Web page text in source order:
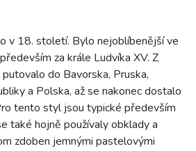
v 18. století. Bylo nejoblíbenější ve
za krále Ludvíka XV. Z
do Bavorska, Pruska,
a Polska, až se nakonec dostalo
tento styl jsou typické především
také hojně používaly obklady a
zdoben jemnými pastelovými